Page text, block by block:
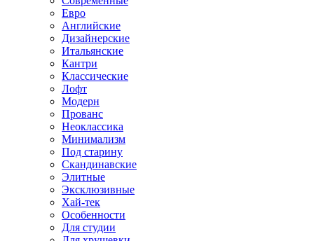
Евро
Английские
Дизайнерские
Итальянские
Кантри
Классические
Лофт
Модерн
Прованс
Неоклассика
Минимализм
Под старину
Скандинавские
Элитные
Эксклюзивные
Хай-тек
Особенности
Для студии